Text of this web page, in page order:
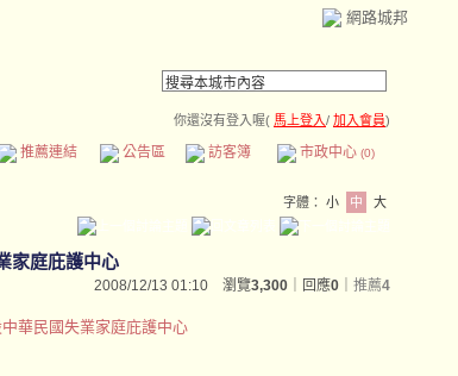
網路城邦
你還沒有登入喔( 馬上登入/ 加入會員)
推薦連結 公告區 訪客簿 市政中心 (0)
字體： 小 中 大
家庭庇護中心
2008/12/13 01:10 瀏覽3,300 ｜回應0 推薦4
華民國失業家庭庇護中心